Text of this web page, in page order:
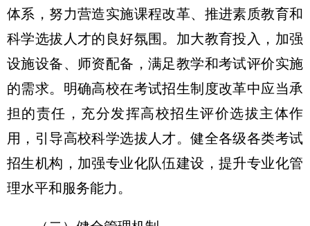
体系，努力营造实施课程改革、推进素质教育和
科学选拔人才的良好氛围。加大教育投入，加强
设施设备、师资配备，满足教学和考试评价实施
的需求。明确高校在考试招生制度改革中应当承
担的责任，充分发挥高校招生评价选拔主体作
用，引导高校科学选拔人才。健全各级各类考试
招生机构，加强专业化队伍建设，提升专业化管
理水平和服务能力。